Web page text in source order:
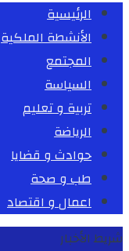
الرئيسية
الأنشطة الملكية
المجتمع
السياسة
تربية و تعليم
الرياضة
حوادث و قضايا
طب و صحة
اعمال و اقتصاد
شريط الأخبار